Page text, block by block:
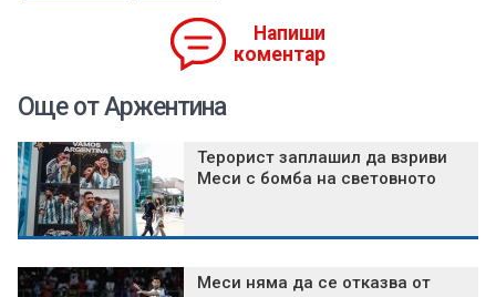
Напиши
коментар
Още от Аржентина
Терорист заплашил да взриви
Меси с бомба на световното
Меси няма да се отказва от